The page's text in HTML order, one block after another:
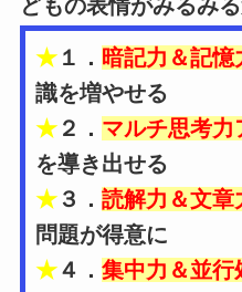
どもの表情がみるみ
★１． 暗記力＆記憶
識を増やせる
★２． マルチ思考力
を導き出せる
★３． 読解力＆文章
問題が得意に
★４． 集中力＆並行